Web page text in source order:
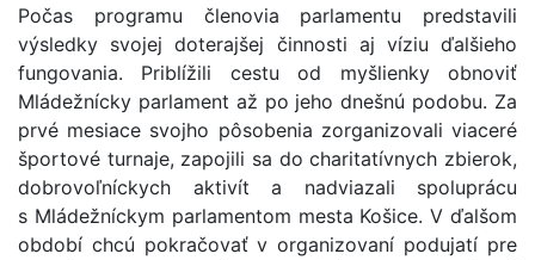
Počas programu členovia parlamentu predstavili
výsledky svojej doterajšej činnosti aj víziu ďalšieho
fungovania. Priblížili cestu od myšlienky obnoviť
Mládežnícky parlament až po jeho dnešnú podobu. Za
prvé mesiace svojho pôsobenia zorganizovali viaceré
športové turnaje, zapojili sa do charitatívnych zbierok,
dobrovoľníckych aktivít a nadviazali spoluprácu
s Mládežníckym parlamentom mesta Košice. V ďalšom
období chcú pokračovať v organizovaní podujatí pre